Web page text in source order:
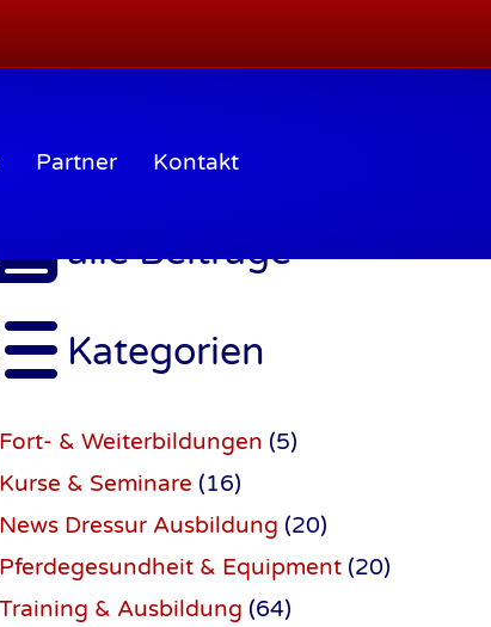
Partner Kontakt
alle Beiträge
Kategorien
Fort- & Weiterbildungen (5)
Kurse & Seminare (16)
News Dressur Ausbildung (20)
Pferdegesundheit & Equipment (20)
Training & Ausbildung (64)